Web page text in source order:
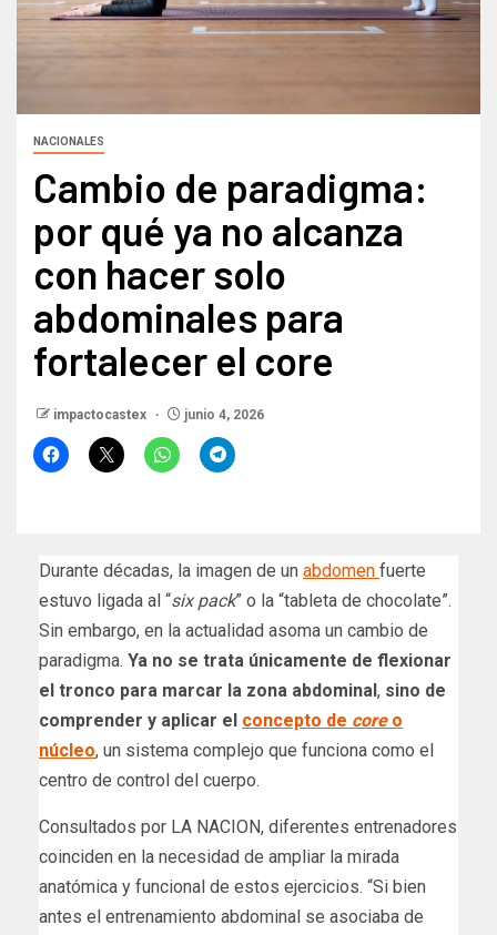
NACIONALES
Cambio de paradigma:
por qué ya no alcanza
con hacer solo
abdominales para
fortalecer el core
impactocastex junio 4, 2026
Durante décadas, la imagen de un abdomen fuerte
estuvo ligada al “six pack” o la “tableta de chocolate”.
Sin embargo, en la actualidad asoma un cambio de
paradigma. Ya no se trata únicamente de flexionar
el tronco para marcar la zona abdominal , sino de
comprender y aplicar el concepto de core o
núcleo, un sistema complejo que funciona como el
centro de control del cuerpo.
Consultados por LA NACION, diferentes entrenadores
coinciden en la necesidad de ampliar la mirada
anatómica y funcional de estos ejercicios. “Si bien
antes el entrenamiento abdominal se asociaba de